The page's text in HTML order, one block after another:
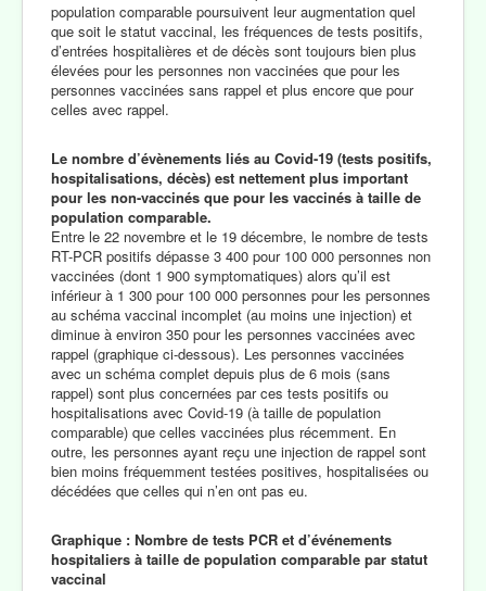
population comparable poursuivent leur augmentation quel
que soit le statut vaccinal, les fréquences de tests positifs,
d’entrées hospitalières et de décès sont toujours bien plus
élevées pour les personnes non vaccinées que pour les
personnes vaccinées sans rappel et plus encore que pour
celles avec rappel.
Le nombre d’évènements liés au Covid-19 (tests positifs,
hospitalisations, décès) est nettement plus important
pour les non-vaccinés que pour les vaccinés à taille de
population comparable.
Entre le 22 novembre et le 19 décembre, le nombre de tests
RT-PCR positifs dépasse 3 400 pour 100 000 personnes non
vaccinées (dont 1 900 symptomatiques) alors qu’il est
inférieur à 1 300 pour 100 000 personnes pour les personnes
au schéma vaccinal incomplet (au moins une injection) et
diminue à environ 350 pour les personnes vaccinées avec
rappel (graphique ci-dessous). Les personnes vaccinées
avec un schéma complet depuis plus de 6 mois (sans
rappel) sont plus concernées par ces tests positifs ou
hospitalisations avec Covid-19 (à taille de population
comparable) que celles vaccinées plus récemment. En
outre, les personnes ayant reçu une injection de rappel sont
bien moins fréquemment testées positives, hospitalisées ou
décédées que celles qui n’en ont pas eu.
Graphique : Nombre de tests PCR et d’événements
hospitaliers à taille de population comparable par statut
vaccinal